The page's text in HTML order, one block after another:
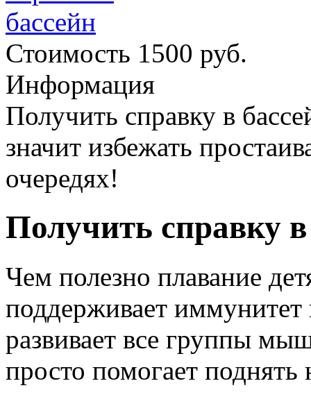
Стоимость 1500 руб.
Информация
Получить справку в
значит избежать
очередях!
Получить справку
Чем полезно плавание
поддерживает иммунитет
развивает все группы
просто помогает